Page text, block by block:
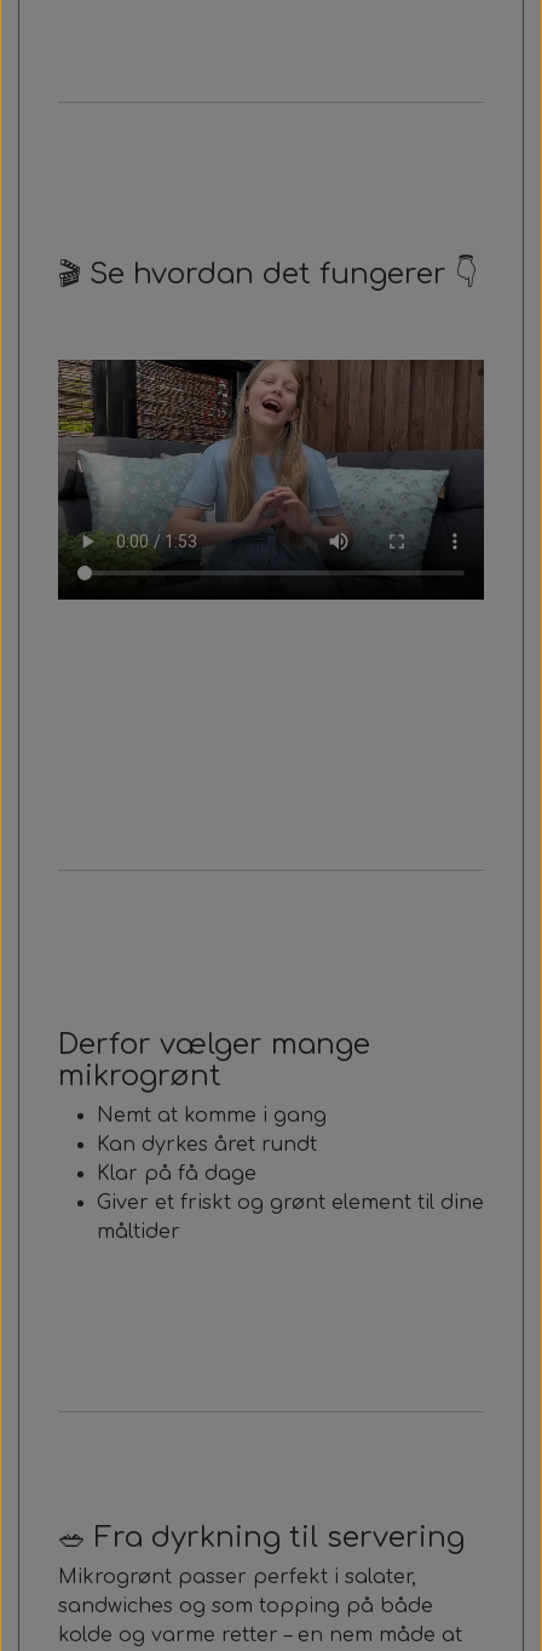
🎬 Se hvordan det fungerer 👇
Derfor vælger mange
mikrogrønt
Nemt at komme i gang
Kan dyrkes året rundt
Klar på få dage
Giver et friskt og grønt element til dine
måltider
🥗 Fra dyrkning til servering
Mikrogrønt passer perfekt i salater,
sandwiches og som topping på både
kolde og varme retter – en nem måde at